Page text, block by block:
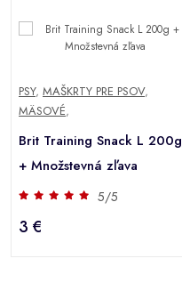
PSY, MAŠKRTY PRE PSOV,
MÄSOVÉ,
Brit Training Snack L 200g
+ Množstevná zľava
5/5
3 €